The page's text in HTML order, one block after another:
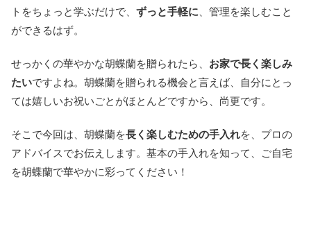
トをちょっと学ぶだけで、 ずっと手軽に 、管理を楽しむこと
ができるはず。
せっかくの華やかな胡蝶蘭を贈られたら、 お家で長く楽しみ
たいですよね。胡蝶蘭を贈られる機会と言えば、自分にとっ
ては嬉しいお祝いごとがほとんどですから、尚更です。
そこで今回は、胡蝶蘭を長く楽しむための手入れを、プロの
アドバイスでお伝えします。基本の手入れを知って、ご自宅
を胡蝶蘭で華やかに彩ってください！